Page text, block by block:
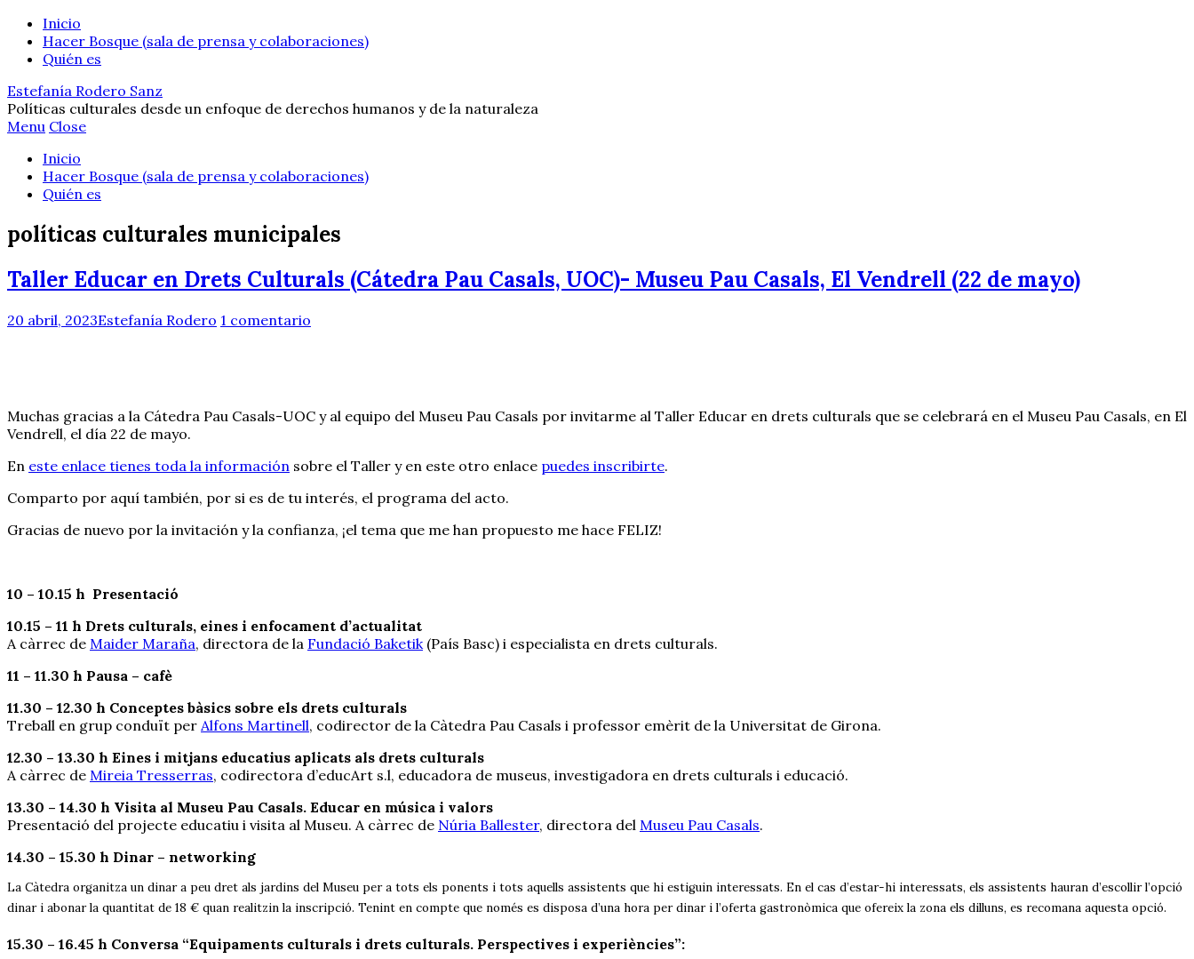
Inicio
Hacer Bosque (sala de prensa y colaboraciones)
Quién es
Estefanía Rodero Sanz
Políticas culturales desde un enfoque de derechos humanos y de la naturaleza
Menu Close
Inicio
Hacer Bosque (sala de prensa y colaboraciones)
Quién es
políticas culturales municipales
Taller Educar en Drets Culturals (Cátedra Pau Casals, UOC)- Museu Pau Casals, El Vendrell (22 de mayo)
20 abril, 2023Estefanía Rodero 1 comentario
Muchas gracias a la Cátedra Pau Casals-UOC y al equipo del Museu Pau Casals por invitarme al Taller Educar en drets culturals que se celebrará en el Museu Pau Casals, en El
Vendrell, el día 22 de mayo.
En este enlace tienes toda la información sobre el Taller y en este otro enlace puedes inscribirte.
Comparto por aquí también, por si es de tu interés, el programa del acto.
Gracias de nuevo por la invitación y la confianza, ¡el tema que me han propuesto me hace FELIZ!
10 – 10.15 h Presentació
10.15 – 11 h Drets culturals, eines i enfocament d’actualitat
A càrrec de Maider Maraña, directora de la Fundació Baketik (País Basc) i especialista en drets culturals.
11 – 11.30 h Pausa – cafè
11.30 – 12.30 h Conceptes bàsics sobre els drets culturals
Treball en grup conduït per Alfons Martinell, codirector de la Càtedra Pau Casals i professor emèrit de la Universitat de Girona.
12.30 – 13.30 h Eines i mitjans educatius aplicats als drets culturals
A càrrec de Mireia Tresserras, codirectora d’educArt s.l, educadora de museus, investigadora en drets culturals i educació.
13.30 – 14.30 h Visita al Museu Pau Casals. Educar en música i valors
Presentació del projecte educatiu i visita al Museu. A càrrec de Núria Ballester, directora del Museu Pau Casals.
14.30 – 15.30 h Dinar – networking
La Càtedra organitza un dinar a peu dret als jardins del Museu per a tots els ponents i tots aquells assistents que hi estiguin interessats. En el cas d’estar-hi interessats, els assistents hauran d’escollir l’opció
dinar i abonar la quantitat de 18 € quan realitzin la inscripció. Tenint en compte que només es disposa d’una hora per dinar i l’oferta gastronòmica que ofereix la zona els dilluns, es recomana aquesta opció.
15.30 – 16.45 h Conversa “Equipaments culturals i drets culturals. Perspectives i experiències”: